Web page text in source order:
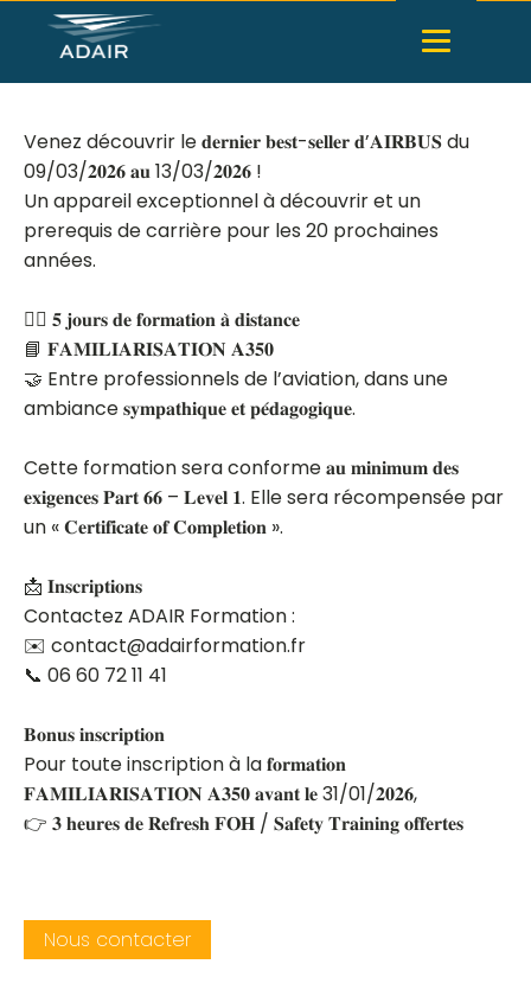
Venez découvrir le 𝐝𝐞𝐫𝐧𝐢𝐞𝐫 𝐛𝐞𝐬𝐭-𝐬𝐞𝐥𝐥𝐞𝐫 𝐝’𝐀𝐈𝐑𝐁𝐔𝐒 du
09/03/𝟐𝟎𝟐𝟔 𝐚𝐮 13/03/𝟐𝟎𝟐𝟔 !
Un appareil exceptionnel à découvrir et un
prerequis de carrière pour les 20 prochaines
années.
🧑‍✈️ 𝟓 𝐣𝐨𝐮𝐫𝐬 𝐝𝐞 𝐟𝐨𝐫𝐦𝐚𝐭𝐢𝐨𝐧 𝐚̀ 𝐝𝐢𝐬𝐭𝐚𝐧𝐜𝐞
📘 𝐅𝐀𝐌𝐈𝐋𝐈𝐀𝐑𝐈𝐒𝐀𝐓𝐈𝐎𝐍 𝐀𝟑𝟓𝟎
🤝 Entre professionnels de l’aviation, dans une
ambiance 𝐬𝐲𝐦𝐩𝐚𝐭𝐡𝐢𝐪𝐮𝐞 𝐞𝐭 𝐩𝐞́𝐝𝐚𝐠𝐨𝐠𝐢𝐪𝐮𝐞.
Cette formation sera conforme 𝐚𝐮 𝐦𝐢𝐧𝐢𝐦𝐮𝐦 𝐝𝐞𝐬
𝐞𝐱𝐢𝐠𝐞𝐧𝐜𝐞𝐬 𝐏𝐚𝐫𝐭 𝟔𝟔 – 𝐋𝐞𝐯𝐞𝐥 𝟏. Elle sera récompensée par
un « 𝐂𝐞𝐫𝐭𝐢𝐟𝐢𝐜𝐚𝐭𝐞 𝐨𝐟 𝐂𝐨𝐦𝐩𝐥𝐞𝐭𝐢𝐨𝐧 ».
📩 𝐈𝐧𝐬𝐜𝐫𝐢𝐩𝐭𝐢𝐨𝐧𝐬
Contactez ADAIR Formation :
✉️ contact@adairformation.fr
📞 06 60 72 11 41
𝐁𝐨𝐧𝐮𝐬 𝐢𝐧𝐬𝐜𝐫𝐢𝐩𝐭𝐢𝐨𝐧
Pour toute inscription à la 𝐟𝐨𝐫𝐦𝐚𝐭𝐢𝐨𝐧
𝐅𝐀𝐌𝐈𝐋𝐈𝐀𝐑𝐈𝐒𝐀𝐓𝐈𝐎𝐍 𝐀𝟑𝟓𝟎 𝐚𝐯𝐚𝐧𝐭 𝐥𝐞 31/01/𝟐𝟎𝟐𝟔,
👉 𝟑 𝐡𝐞𝐮𝐫𝐞𝐬 𝐝𝐞 𝐑𝐞𝐟𝐫𝐞𝐬𝐡 𝐅𝐎𝐇 / 𝐒𝐚𝐟𝐞𝐭𝐲 𝐓𝐫𝐚𝐢𝐧𝐢𝐧𝐠 𝐨𝐟𝐟𝐞𝐫𝐭𝐞𝐬
Nous contacter